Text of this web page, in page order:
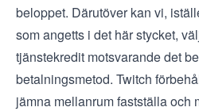
beloppet. Därutöver kan vi,
som angetts i det här stycket,
tjänstekredit motsvarande det
betalningsmetod. Twitch
jämna mellanrum fastställa och